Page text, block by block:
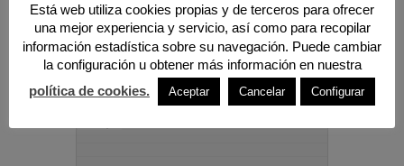
9:00 pm
10:00 pm
Está web utiliza cookies propias y de terceros para ofrecer
una mejor experiencia y servicio, así como para recopilar
información estadística sobre su navegación. Puede cambiar
la configuración u obtener más información en nuestra
política de cookies.
Aceptar Cancelar Configurar